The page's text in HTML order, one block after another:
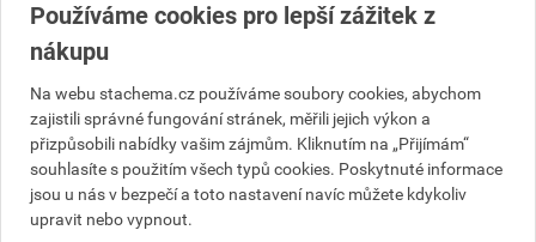
Cena s DPH
119,25 Kč
Cena bez DPH
ks Do košíku
Do košíku přidáte 1 ks za119,25Kč s DPH
(98,55Kčbez DPH).
Používáme cookies pro lepší zážitek z
nákupu
Na webu stachema.cz používáme soubory cookies, abychom
zajistili správné fungování stránek, měřili jejich výkon a
přizpůsobili nabídky vašim zájmům. Kliknutím na „Přijímám“
souhlasíte s použitím všech typů cookies. Poskytnuté informace
jsou u nás v bezpečí a toto nastavení navíc můžete kdykoliv
upravit nebo vypnout.